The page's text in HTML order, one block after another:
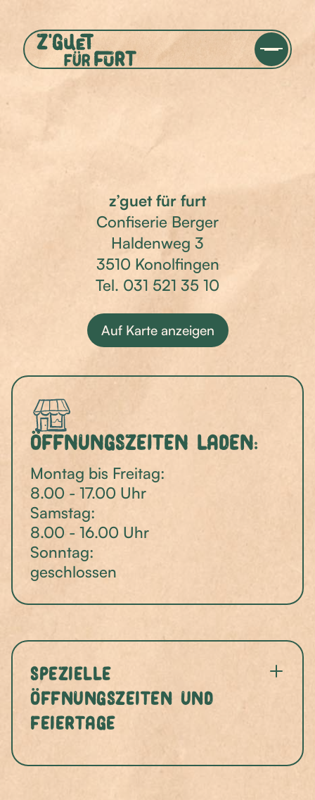
z’guet für furt
Confiserie Berger
Haldenweg 3
3510 Konolfingen
Tel. 031 521 35 10
Auf Karte anzeigen
Öffnungszeiten Laden:
Montag bis Freitag:
8.00 - 17.00 Uhr
Samstag:
8.00 - 16.00 Uhr
Sonntag:
geschlossen
Spezielle
Öffnungszeiten und
Feiertage